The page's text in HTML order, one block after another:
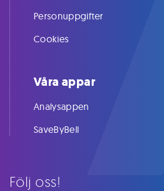
Följ oss!
Personuppgifter
Cookies
Våra appar
Analysappen
SaveByBell